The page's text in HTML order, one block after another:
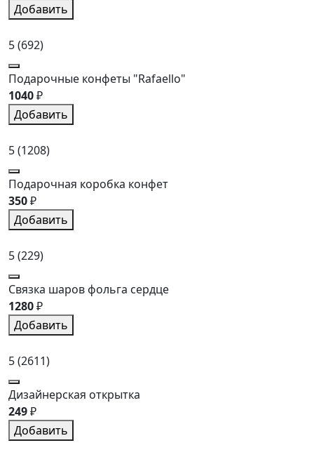
Добавить
5(692)
Подарочные конфеты "Rafaello"
1040₽
Добавить
5(1208)
Подарочная коробка конфет
350₽
Добавить
5(229)
Связка шаров фольга сердце
1280₽
Добавить
5(2611)
Дизайнерская открытка
249₽
Добавить